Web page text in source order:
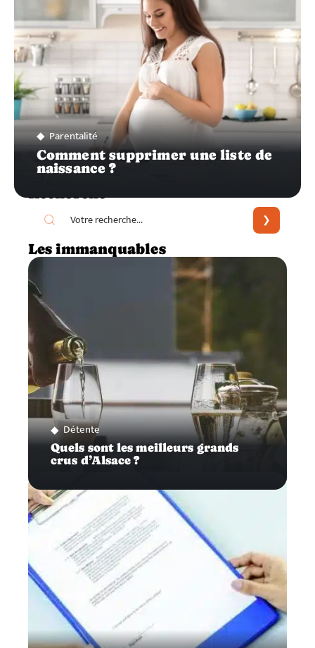
Parentalité
Comment supprimer une liste de
naissance ?
Recherche
Les immanquables
Détente
Quels sont les meilleurs grands
crus d’Alsace ?